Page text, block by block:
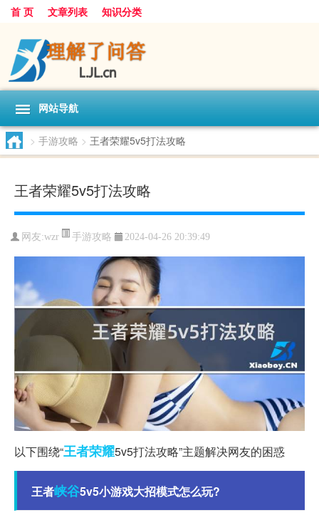
首 页 文章列表 知识分类
网站导航
> 手游攻略 > 王者荣耀5v5打法攻略
王者荣耀5v5打法攻略
网友:wzr 手游攻略 2024-04-26 20:39:49
以下围绕“王者荣耀5v5打法攻略”主题解决网友的困惑
王者峡谷5v5小游戏大招模式怎么玩?